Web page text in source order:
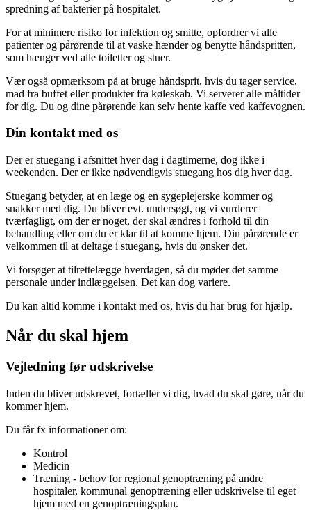
spredning af bakterier på hospitalet.
For at minimere risiko for infektion og smitte, opfordrer vi alle
patienter og pårørende til at vaske hænder og benytte håndspritten,
som hænger ved alle toiletter og stuer.
Vær også opmærksom på at bruge håndsprit, hvis du tager service,
mad fra buffet eller produkter fra køleskab. Vi serverer alle måltider
for dig. Du og dine pårørende kan selv hente kaffe ved kaffevognen.
Din kontakt med os
Der er stuegang i afsnittet hver dag i dagtimerne, dog ikke i
weekenden. Der er ikke nødvendigvis stuegang hos dig hver dag.
Stuegang betyder, at en læge og en sygeplejerske kommer og
snakker med dig. Du bliver evt. undersøgt, og vi vurderer
tværfagligt, om der er noget, der skal ændres i forhold til din
behandling eller om du er klar til at komme hjem. Din pårørende er
velkommen til at deltage i stuegang, hvis du ønsker det.
Vi forsøger at tilrettelægge hverdagen, så du møder det samme
personale under indlæggelsen. Det kan dog variere.
Du kan altid komme i kontakt med os, hvis du har brug for hjælp.
Når du skal hjem
Vejledning før udskrivelse
Inden du bliver udskrevet, fortæller vi dig, hvad du skal gøre, når du
kommer hjem.
Du får fx informationer om:
Kontrol
Medicin
Træning - behov for regional genoptræning på andre
hospitaler, kommunal genoptræning eller udskrivelse til eget
hjem med en genoptræningsplan.